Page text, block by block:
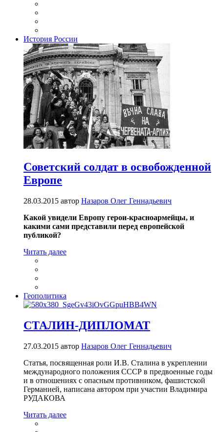
История России
Советский солдат в освобожденной
Европе
28.03.2015 автор Назаров Олег Геннадьевич
Какой увидели Европу герои-красноармейцы, и
какими сами представили перед европейской
публикой?
Читать далее
Геополитика
СТАЛИН-ДИПЛОМАТ
27.03.2015 автор Назаров Олег Геннадьевич
Статья, посвященная роли И.В. Сталина в укреплении
международного положения СССР в предвоенные годы
и в отношениях с опасным противником, фашистской
Германией, написана автором при участии Владимира
РУДАКОВА
Читать далее